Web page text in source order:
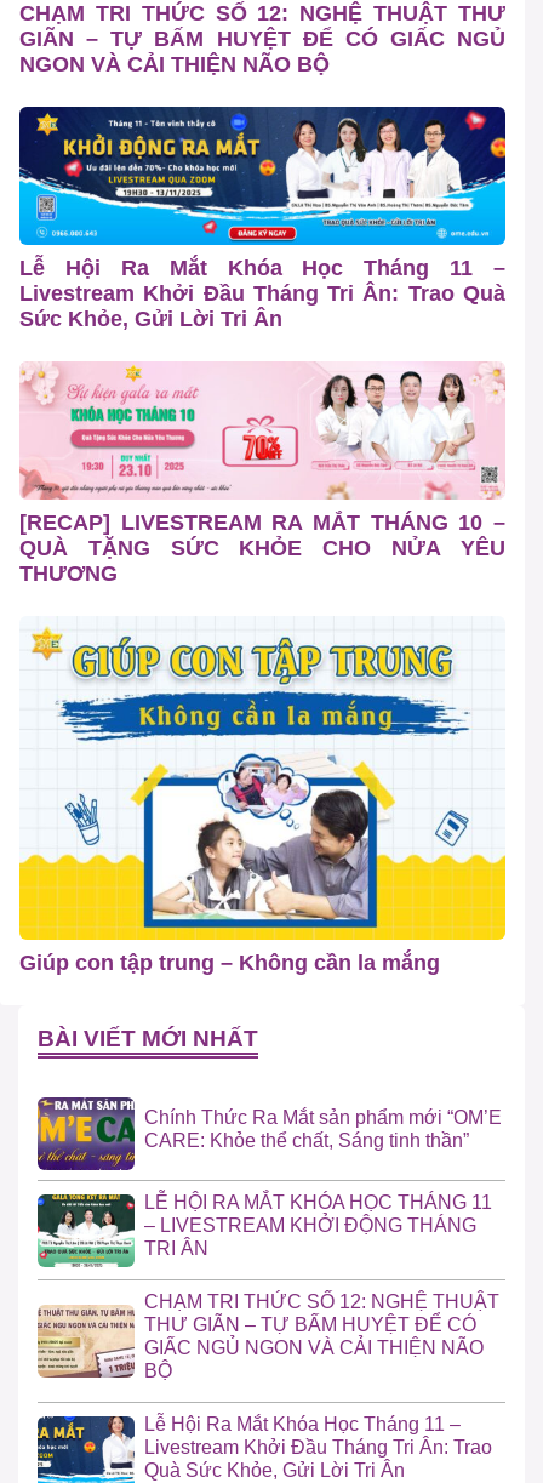
CHẠM TRI THỨC SỐ 12: NGHỆ THUẬT THƯ
GIÃN – TỰ BẤM HUYỆT ĐỂ CÓ GIẤC NGỦ
NGON VÀ CẢI THIỆN NÃO BỘ
Lễ Hội Ra Mắt Khóa Học Tháng 11 –
Livestream Khởi Đầu Tháng Tri Ân: Trao Quà
Sức Khỏe, Gửi Lời Tri Ân
[RECAP] LIVESTREAM RA MẮT THÁNG 10 –
QUÀ TẶNG SỨC KHỎE CHO NỬA YÊU
THƯƠNG
Giúp con tập trung – Không cần la mắng
BÀI VIẾT MỚI NHẤT
Chính Thức Ra Mắt sản phẩm mới “OM’E
CARE: Khỏe thể chất, Sáng tinh thần”
LỄ HỘI RA MẮT KHÓA HỌC THÁNG 11
– LIVESTREAM KHỞI ĐỘNG THÁNG
TRI ÂN
CHẠM TRI THỨC SỐ 12: NGHỆ THUẬT
THƯ GIÃN – TỰ BẤM HUYỆT ĐỂ CÓ
GIẤC NGỦ NGON VÀ CẢI THIỆN NÃO
BỘ
Lễ Hội Ra Mắt Khóa Học Tháng 11 –
Livestream Khởi Đầu Tháng Tri Ân: Trao
Quà Sức Khỏe, Gửi Lời Tri Ân